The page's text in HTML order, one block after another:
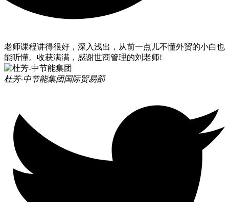
老师课程讲得很好，深入浅出，从前一点儿不懂外贸的小白也
能听懂。收获满满，感谢世商管理的刘老师!
杜芳-中节能集团国际贸易部